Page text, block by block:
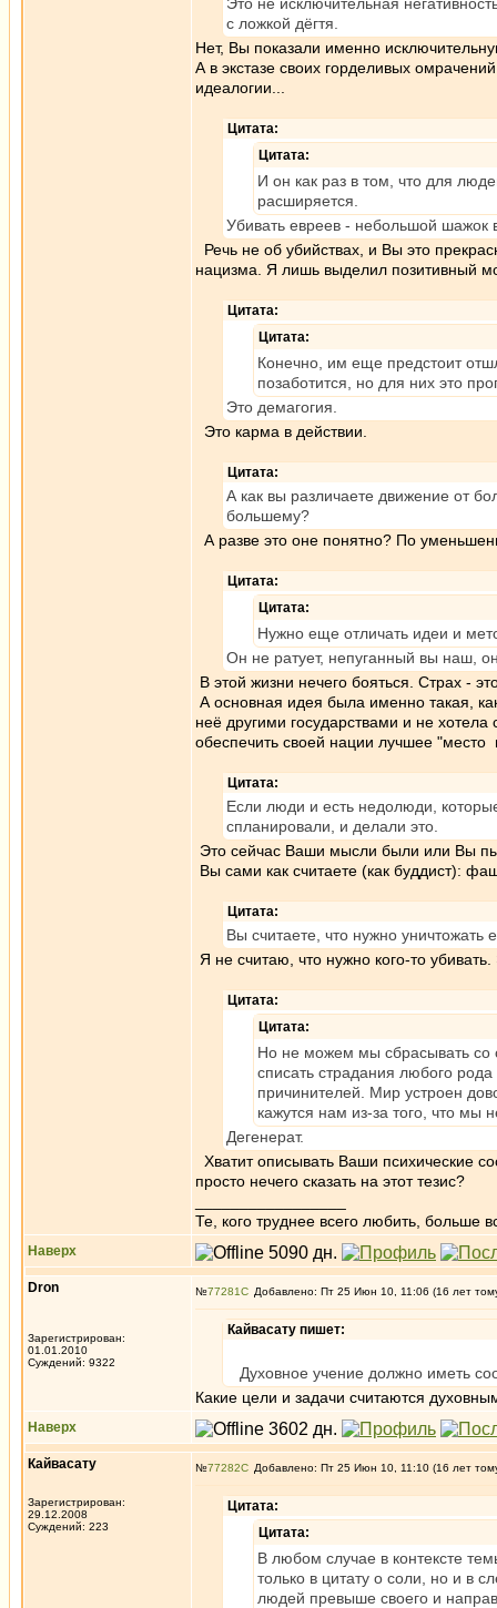
с ложкой дёгтя.
Нет, Вы показали именно
А в экстазе своих горделивых
идеалогии...
Цитата:
Цитата:
И он как раз в том, что для
расширяется.
Убивать евреев - небольшой шажок
Речь не об убийствах, и Вы это
нацизма. Я лишь выделил позитивный
Цитата:
Цитата:
Конечно, им еще предстоит
позаботится, но для них это
Это демагогия.
Это карма в действии.
Цитата:
А как вы различаете движение от
большему?
А разве это оне понятно? По
Цитата:
Цитата:
Нужно еще отличать идеи и
Он не ратует, непуганный вы наш,
В этой жизни нечего бояться. Страх -
А основная идея была именно такая,
неё другими государствами и не
обеспечить своей нации лучшее
Цитата:
Если люди и есть недолюди,
спланировали, и делали это.
Это сейчас Ваши мысли были или Вы
Вы сами как считаете (как буддист):
Цитата:
Вы считаете, что нужно уничтожать
Я не считаю, что нужно кого-то
Цитата:
Цитата:
Но не можем мы сбрасывать со
списать страдания любого
причинителей. Мир устроен
кажутся нам из-за того, что мы
Дегенерат.
Хватит описывать Ваши психические
просто нечего сказать на этот тезис?
Те, кого труднее всего любить, больше
Наверх
Dron
Зарегистрирован:
01.01.2010
Суждений: 9322
№77281 Добавлено: Пт 25 Июн 10, 11:06 (16 лет
Кайвасату пишет:
Духовное учение должно иметь
Какие цели и задачи считаются
Наверх
Кайвасату
Зарегистрирован:
29.12.2008
Суждений: 223
№77282 Добавлено: Пт 25 Июн 10, 11:10 (16 лет
Цитата:
Цитата:
В любом случае в контексте
только в цитату о соли, но и в
людей превыше своего и